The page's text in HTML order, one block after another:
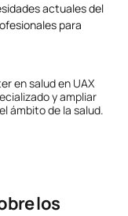
los
actuales del
para
en salud en UAX
y ampliar
ámbito de la salud.